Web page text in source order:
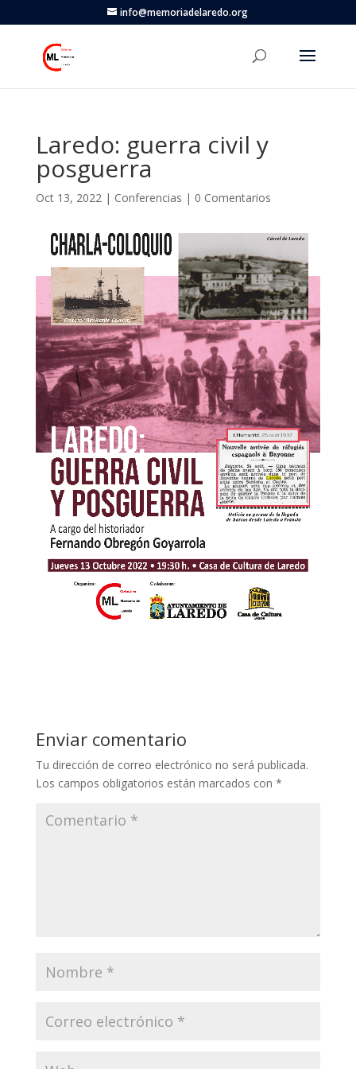
info@memoriadelaredo.org
Laredo: guerra civil y
posguerra
Oct 13, 2022| Conferencias | 0 Comentarios
Enviar comentario
Tu dirección de correo electrónico no será publicada.
Los campos obligatorios están marcados con *